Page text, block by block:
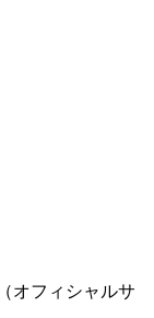
（オフィシャルサ